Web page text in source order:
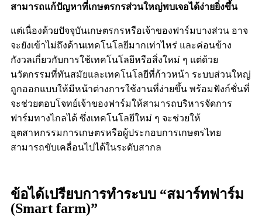
สามารถแก้ปัญหาที่เกษตรกรส่วนใหญ่พบเจอได้ง่ายยิ่งขึ้น
แต่เนื่องด้วยปัจจุบันเกษตรกรหรือเจ้าของฟาร์มบางส่วน อาจ
จะยังเข้าไม่ถึงด้านเทคโนโลยีมากเท่าไหร่ และค่อนข้าง
กังวลเกี่ยวกับการใช้เทคโนโลยีหรือสิ่งใหม่ ๆ แต่ด้วย
นวัตกรรมที่ทันสมัยและเทคโนโลยีที่ก้าวหน้า ระบบส่วนใหญ่
ถูกออกแบบให้มีหน้าต่างการใช้งานที่ง่ายขึ้น พร้อมฟังก์ชั่นที่
จะช่วยตอบโจทย์เจ้าของฟาร์มให้สามารถบริหารจัดการ
ฟาร์มทางไกลได้ ซึ่งเทคโนโลยีใหม่ ๆ จะช่วยให้
อุตสาหกรรมการเกษตรหรือผู้ประกอบการเกษตรไทย
สามารถขับเคลื่อนไปได้ในระดับสากล
ข้อได้เปรียบการทำระบบ “สมาร์ทฟาร์ม
(Smart farm)”